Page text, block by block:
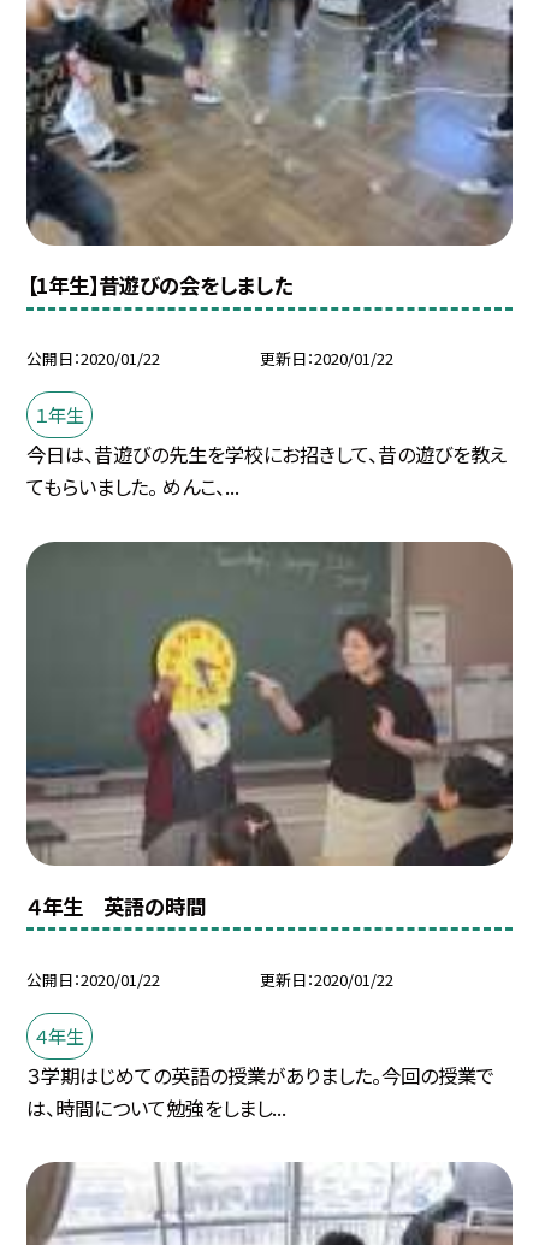
【1年生】昔遊びの会をしました
公開日 2020/01/22 更新日 2020/01/22
１年生
今日は、昔遊びの先生を学校にお招きして、昔の遊びを教え
てもらいました。 めんこ、...
４年生 英語の時間
公開日 2020/01/22 更新日 2020/01/22
４年生
３学期はじめての英語の授業がありました。今回の授業で
は、時間について勉強をしまし...